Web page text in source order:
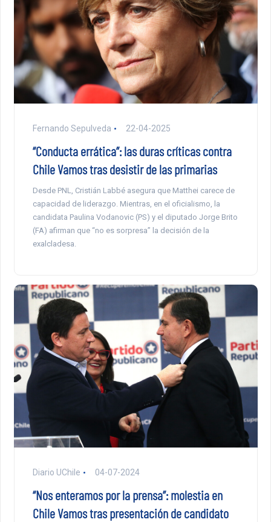
Fernando Sepulveda 22-04-2025
“Conducta errática”: las duras críticas contra
Chile Vamos tras desistir de las primarias
Desde PNL, Cristián Labbé asegura que Matthei carece de
capacidad de liderazgo. Mientras, en el oficialismo, la
candidata Paulina Vodanovic (PS) y el diputado Jorge Brito
(FA) afirman que “no es sorpresa” la decisión de la
exalcladesa.
Diario UChile 04-07-2024
“Nos enteramos por la prensa”: molestia en
Chile Vamos tras presentación de candidato